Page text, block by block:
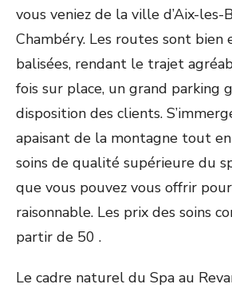
vous veniez de la ville d’Aix-les-
Chambéry. Les routes sont
balisées, rendant le trajet
fois sur place, un grand parking
disposition des clients.
apaisant de la montagne tout
soins de qualité supérieure du
que vous pouvez vous offrir
raisonnable. Les prix des soins
partir de 50 .
Le cadre naturel du Spa au